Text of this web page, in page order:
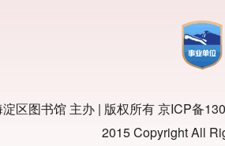
区图书馆 主办 | 版权所有京ICP备
2015 Copyright All